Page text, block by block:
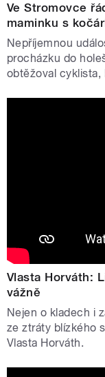
Ve Stromovce
maminku s
Nepříjemnou
procházku do
obtěžoval cyklista,
Vlasta Horváth:
vážně
Nejen o kladech i
ze ztráty blízkého
Vlasta Horváth.